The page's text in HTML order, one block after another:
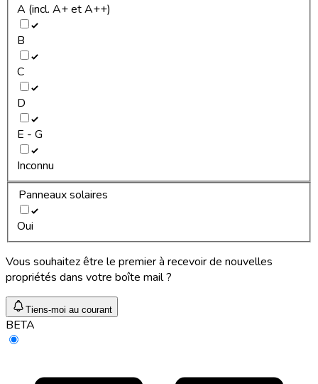
A (incl. A+ et A++)
B
C
D
E - G
Inconnu
Panneaux solaires
Oui
Vous souhaitez être le premier à recevoir de nouvelles
propriétés dans votre boîte mail ?
Tiens-moi au courant
BETA